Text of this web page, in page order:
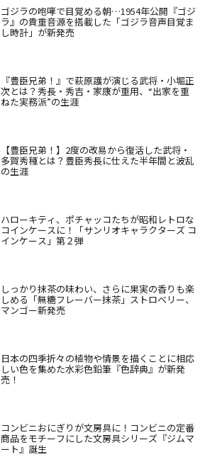
ゴジラの咆哮で目覚める朝…1954年公開『ゴジ
ラ』の貴重音源を搭載した「ゴジラ音声目覚ま
し時計」が新発売
『豊臣兄弟！』で萩原護が演じる武将・小堀正
次とは？秀長・秀吉・家康が重用、“出家を重
ねた実務派”の生涯
【豊臣兄弟！】2度の改易から復活した武将・
多賀秀種とは？豊臣秀長に仕えた半年間と波乱
の生涯
ハローキティ、ポチャッコたちが昭和レトロな
コインケースに！「サンリオキャラクターズ コ
インケース」第２弾
しっかり抹茶の味わい、さらに果実の香りも楽
しめる「無糖フレーバー抹茶」ストロベリー、
マンゴー新発売
日本の四季折々の植物や情景を描くことに相応
しい色を集めた水彩色鉛筆『色辞典』が新発
売！
コンビニおにぎりが文房具に！コンビニの定番
商品をモチーフにした文房具シリーズ『ジムマ
ート』誕生